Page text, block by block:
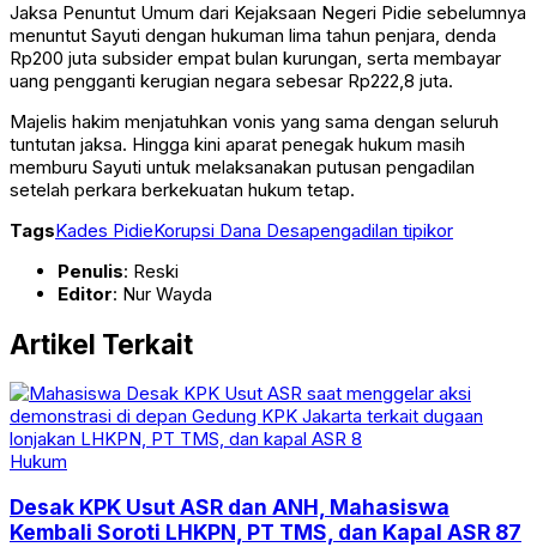
Jaksa Penuntut Umum dari Kejaksaan Negeri Pidie sebelumnya
menuntut Sayuti dengan hukuman lima tahun penjara, denda
Rp200 juta subsider empat bulan kurungan, serta membayar
uang pengganti kerugian negara sebesar Rp222,8 juta.
Majelis hakim menjatuhkan vonis yang sama dengan seluruh
tuntutan jaksa. Hingga kini aparat penegak hukum masih
memburu Sayuti untuk melaksanakan putusan pengadilan
setelah perkara berkekuatan hukum tetap.
TagsKades PidieKorupsi Dana Desapengadilan tipikor
Penulis: Reski
Editor: Nur Wayda
Artikel Terkait
Hukum
Desak KPK Usut ASR dan ANH, Mahasiswa
Kembali Soroti LHKPN, PT TMS, dan Kapal ASR 87